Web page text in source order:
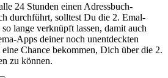
24 Stunden einen Adressbuch-
durchführt, solltest Du die 2. Emal-
so lange verknüpft lassen, damit auch
Apps deiner noch unentdeckten
Chance bekommen, Dich über die 2.
zu können.